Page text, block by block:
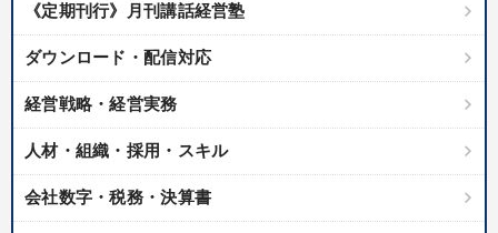
テーマ
最新トレンドと時代の潮流を押さえる
《定期刊行》月刊講話経営塾
ダウンロード・配信対応
経営戦略・経営実務
人材・組織・採用・スキル
会社数字・税務・決算書